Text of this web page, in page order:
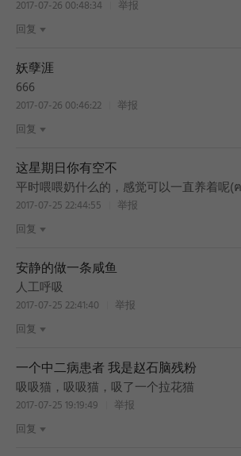
2017-07-26 00:48:34
举报
回复
妖孽涯
666
2017-07-26 00:46:22
举报
回复
这星期日你有空不
平时喂喂奶什么的，感觉可以一直养着呢
2017-07-25 22:44:55
举报
回复
安静的做一条咸鱼
人工呼吸
2017-07-25 22:41:40
举报
回复
一个中二病患者 我是赵石脑残粉
吸吸猫，吸吸猫，吸了一个拉花猫
2017-07-25 19:19:49
举报
回复